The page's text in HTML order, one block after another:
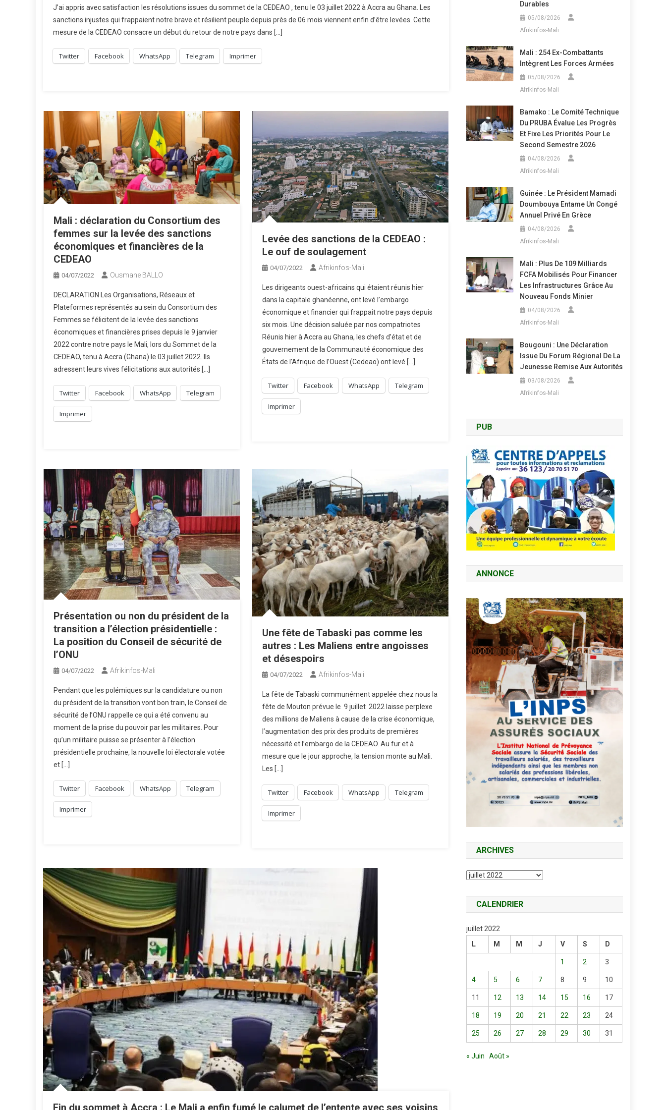
J’ai appris avec satisfaction les résolutions issues du sommet de la CEDEAO , tenu le 03 juillet 2022 à Accra au Ghana. Les
sanctions injustes qui frappaient notre brave et résilient peuple depuis près de 06 mois viennent enfin d’être levées. Cette
mesure de la CEDEAO consacre un début du retour de notre pays dans […]
Twitter Facebook WhatsApp Telegram Imprimer
Mali : déclaration du Consortium des
femmes sur la levée des sanctions
économiques et financières de la
CEDEAO
04/07/2022 Ousmane BALLO
DECLARATION Les Organisations, Réseaux et
Plateformes représentés au sein du Consortium des
Femmes se félicitent de la levée des sanctions
économiques et financières prises depuis le 9 janvier
2022 contre notre pays le Mali, lors du Sommet de la
CEDEAO, tenu à Accra (Ghana) le 03 juillet 2022. Ils
adressent leurs vives félicitations aux autorités […]
Twitter Facebook WhatsApp Telegram
Imprimer
Levée des sanctions de la CEDEAO :
Le ouf de soulagement
04/07/2022 Afrikinfos-Mali
Les dirigeants ouest-africains qui étaient réunis hier
dans la capitale ghanéenne, ont levé l’embargo
économique et financier qui frappait notre pays depuis
six mois. Une décision saluée par nos compatriotes
Réunis hier à Accra au Ghana, les chefs d’état et de
gouvernement de la Communauté économique des
États de l’Afrique de l’Ouest (Cedeao) ont levé […]
Twitter Facebook WhatsApp Telegram
Imprimer
Présentation ou non du président de la
transition a l’élection présidentielle :
La position du Conseil de sécurité de
l’ONU
04/07/2022 Afrikinfos-Mali
Pendant que les polémiques sur la candidature ou non
du président de la transition vont bon train, le Conseil de
sécurité de l’ONU rappelle ce qui a été convenu au
moment de la prise du pouvoir par les militaires. Pour
qu’un militaire puisse se présenter à l’élection
présidentielle prochaine, la nouvelle loi électorale votée
et […]
Twitter Facebook WhatsApp Telegram
Imprimer
Une fête de Tabaski pas comme les
autres : Les Maliens entre angoisses
et désespoirs
04/07/2022 Afrikinfos-Mali
La fête de Tabaski communément appelée chez nous la
fête de Mouton prévue le 9 juillet 2022 laisse perplexe
des millions de Maliens à cause de la crise économique,
l’augmentation des prix des produits de premières
nécessité et l’embargo de la CEDEAO. Au fur et à
mesure que le jour approche, la tension monte au Mali.
Les […]
Twitter Facebook WhatsApp Telegram
Imprimer
Fin du sommet à Accra : Le Mali a enfin fumé le calumet de l’entente avec ses voisins
Durables
05/08/2026
Afrikinfos-Mali
Mali : 254 Ex-Combattants
Intègrent Les Forces Armées
05/08/2026
Afrikinfos-Mali
Bamako : Le Comité Technique
Du PRUBA Évalue Les Progrès
Et Fixe Les Priorités Pour Le
Second Semestre 2026
04/08/2026
Afrikinfos-Mali
Guinée : Le Président Mamadi
Doumbouya Entame Un Congé
Annuel Privé En Grèce
04/08/2026
Afrikinfos-Mali
Mali : Plus De 109 Milliards
FCFA Mobilisés Pour Financer
Les Infrastructures Grâce Au
Nouveau Fonds Minier
04/08/2026
Afrikinfos-Mali
Bougouni : Une Déclaration
Issue Du Forum Régional De La
Jeunesse Remise Aux Autorités
03/08/2026
Afrikinfos-Mali
PUB
ANNONCE
ARCHIVES
Archives
CALENDRIER
juillet 2022
L
M M J V S D
1 2 3
4 5 6 7 8 9 10
11 12 13 14 15 16 17
18 19 20 21 22 23 24
25 26 27 28 29 30 31
« Juin Août »